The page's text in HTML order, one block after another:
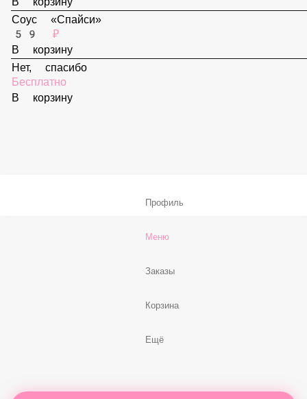
Твист Цезарь
459 ₽
В корзину
Соус «Ореховый»
В корзину
Профиль